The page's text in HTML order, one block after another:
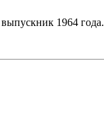
1964 года.